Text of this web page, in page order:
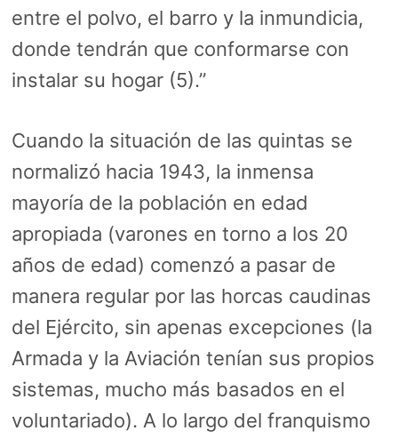
entre el polvo, el barro y la inmundicia,
donde tendrán que conformarse con
instalar su hogar (5).”
Cuando la situación de las quintas se
normalizó hacia 1943, la inmensa
mayoría de la población en edad
apropiada (varones en torno a los 20
años de edad) comenzó a pasar de
manera regular por las horcas caudinas
del Ejército, sin apenas excepciones (la
Armada y la Aviación tenían sus propios
sistemas, mucho más basados en el
voluntariado). A lo largo del franquismo